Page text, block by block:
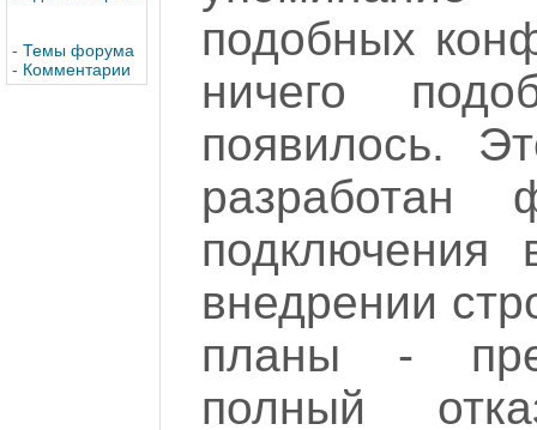
- Темы форума
- Комментарии
подобных
ничего
появилось.
подключения
внедрении
планы -
полный